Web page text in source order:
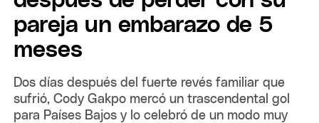
pareja un embarazo de 5
meses
Dos días después del fuerte revés familiar que
sufrió, Cody Gakpo mercó un trascendental gol
para Países Bajos y lo celebró de un modo muy